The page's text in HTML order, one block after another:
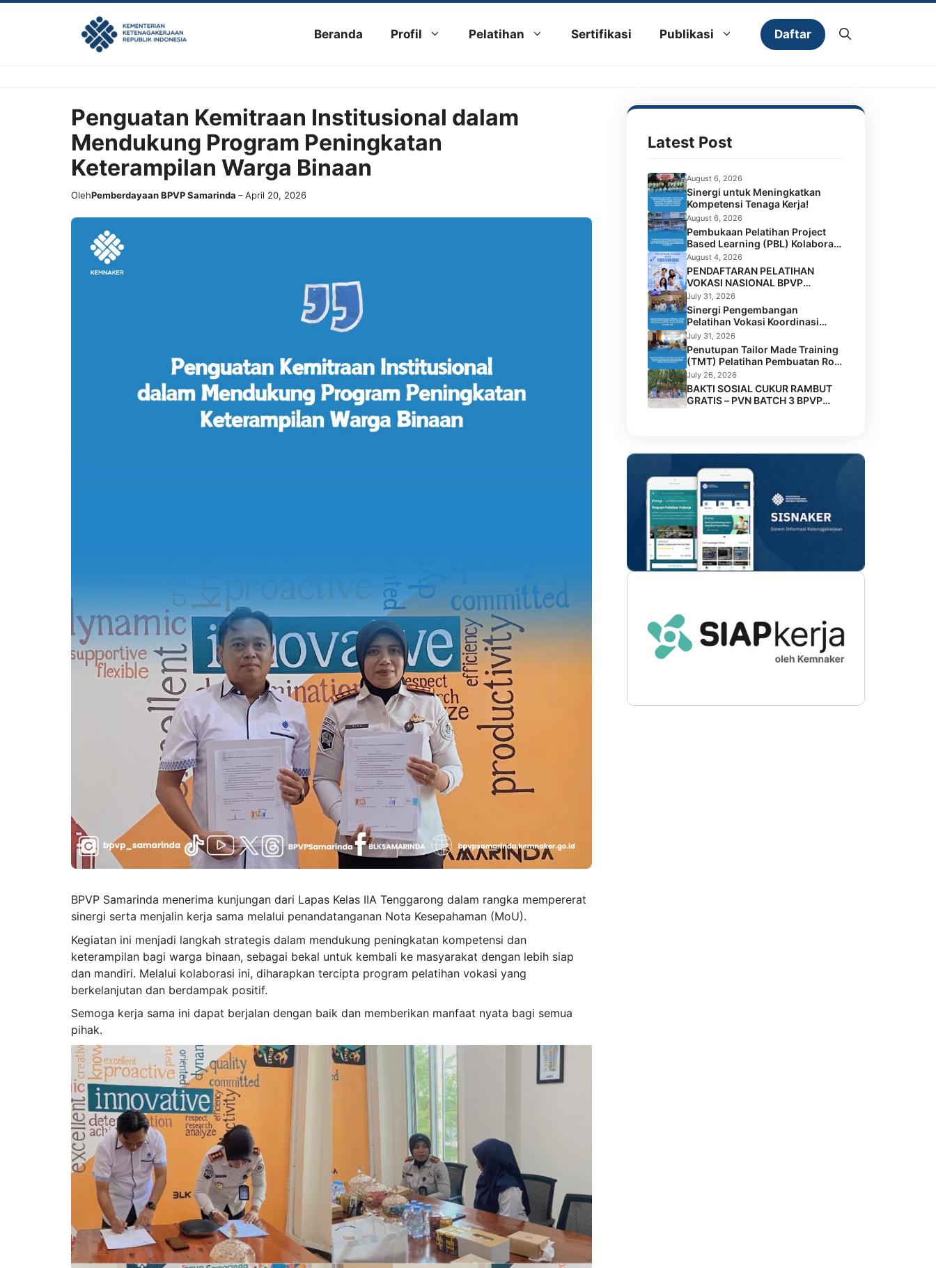
Beranda Profil Pelatihan Sertifikasi Publikasi Daftar
Penguatan Kemitraan Institusional dalam
Mendukung Program Peningkatan
Keterampilan Warga Binaan
OlehPemberdayaan BPVP Samarinda April 20, 2026
BPVP Samarinda menerima kunjungan dari Lapas Kelas IIA Tenggarong dalam rangka mempererat
sinergi serta menjalin kerja sama melalui penandatanganan Nota Kesepahaman (MoU).
Kegiatan ini menjadi langkah strategis dalam mendukung peningkatan kompetensi dan
keterampilan bagi warga binaan, sebagai bekal untuk kembali ke masyarakat dengan lebih siap
dan mandiri. Melalui kolaborasi ini, diharapkan tercipta program pelatihan vokasi yang
berkelanjutan dan berdampak positif.
Semoga kerja sama ini dapat berjalan dengan baik dan memberikan manfaat nyata bagi semua
pihak.
Latest Post
August 6, 2026
Sinergi untuk Meningkatkan
Kompetensi Tenaga Kerja!
August 6, 2026
Pembukaan Pelatihan Project
Based Learning (PBL) Kolaborasi
BPVP Samarinda dan Universitas
Widya Gama Mahakam
Samarinda
August 4, 2026
PENDAFTARAN PELATIHAN
VOKASI NASIONAL BPVP
SAMARINDA BATCH 4 RESMI
DIBUKA!
July 31, 2026
Sinergi Pengembangan
Pelatihan Vokasi Koordinasi
Program TMT di Lembaga
Permasyarakatan Perempuan
Kelas IIA Tenggarong
July 31, 2026
Penutupan Tailor Made Training
(TMT) Pelatihan Pembuatan Roti
dan Kue Kolaborasi BPVP
Samarinda dengan Disnaker
Kota Samarinda di LPK Mustika
Jamilah Sejahtera
July 26, 2026
BAKTI SOSIAL CUKUR RAMBUT
GRATIS – PVN BATCH 3 BPVP